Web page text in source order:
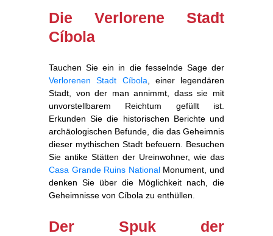
Die Verlorene Stadt
Cíbola
Tauchen Sie ein in die fesselnde Sage der
Verlorenen Stadt Cíbola, einer legendären
Stadt, von der man annimmt, dass sie mit
unvorstellbarem Reichtum gefüllt ist.
Erkunden Sie die historischen Berichte und
archäologischen Befunde, die das Geheimnis
dieser mythischen Stadt befeuern. Besuchen
Sie antike Stätten der Ureinwohner, wie das
Casa Grande Ruins NationalMonument, und
denken Sie über die Möglichkeit nach, die
Geheimnisse von Cíbola zu enthüllen.
Der Spuk der